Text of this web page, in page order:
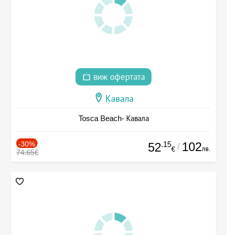
виж офертата
Кавала
Tosca Beach- Кавала
-30%
74.65€ 52.15
€ / 102лв.